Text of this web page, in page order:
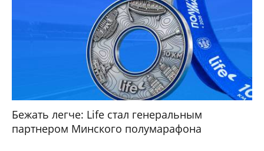
Бежать легче: Life стал генеральным
партнером Минского полумарафона